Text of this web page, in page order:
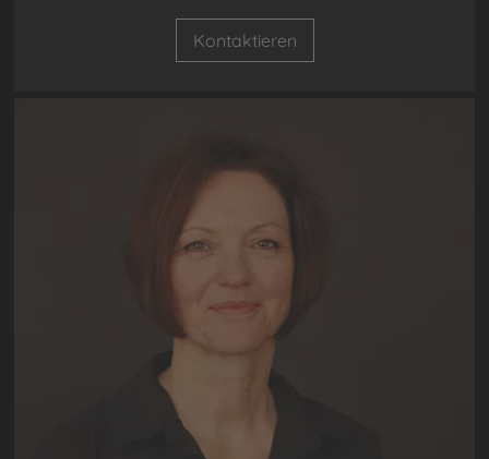
Kontaktieren